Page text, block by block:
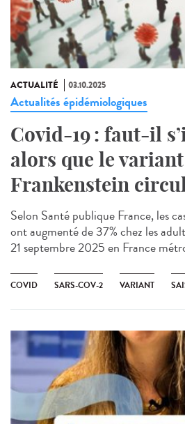
ACTUALITÉ 03.10.2025
Actualités épidémiologiques
Covid-19 : faut-il
alors que le variant
Frankenstein
Selon Santé publique France, les
ont augmenté de 37% chez les
21 septembre 2025 en France
COVID SARS-COV-2 VARIANT